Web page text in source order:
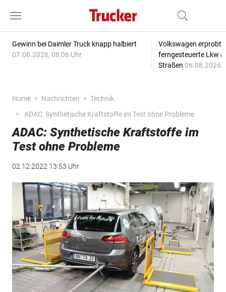
Gewinn bei Daimler Truck knapp halbiert
07.08.2026, 08:06 Uhr
Volkswagen erprobt
ferngesteuerte Lkw
Straßen 06.08.2026,
Home Nachrichten
Technik
ADAC: Synthetische Kraftstoffe im Test ohne Probleme
ADAC: Synthetische Kraftstoffe im
Test ohne Probleme
02.12.2022 13:53 Uhr